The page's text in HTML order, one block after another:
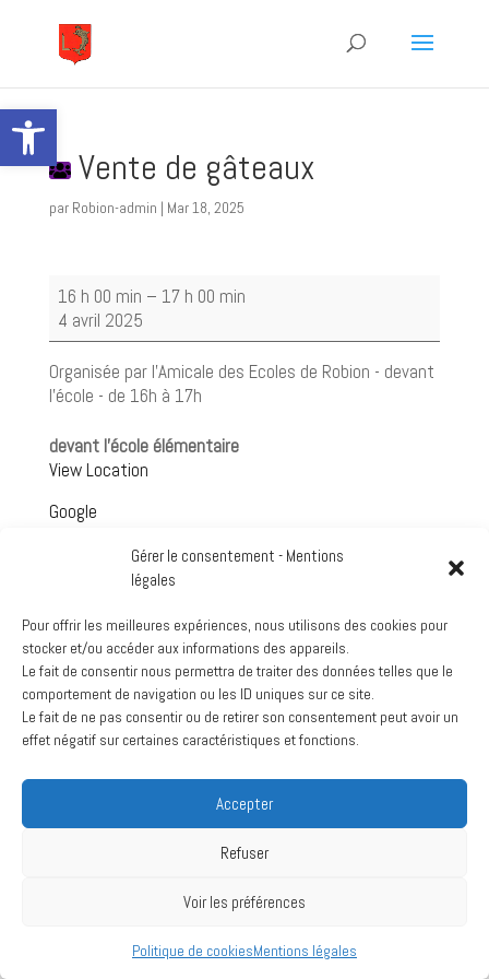
Ouvrir la barre d’outils
Gérer le consentement - Mentions
légales
Pour offrir les meilleures expériences, nous utilisons des cookies pour
stocker et/ou accéder aux informations des appareils.
Le fait de consentir nous permettra de traiter des données telles que le
comportement de navigation ou les ID uniques sur ce site.
Le fait de ne pas consentir ou de retirer son consentement peut avoir un
effet négatif sur certaines caractéristiques et fonctions.
Accepter
Refuser
Voir les préférences
Politique de cookiesMentions légales
Vente de gâteaux
par Robion-admin | Mar 18, 2025
Vente
de
gâteaux
16 h 00 min – 17 h 00 min
4 avril 2025
Organisée par l'Amicale des Ecoles de Robion - devant
l'école - de 16h à 17h
devant l'école élémentaire
View Location
Google
mars 2024
juillet 2020
Création :La Vache Noire Sud- 2024